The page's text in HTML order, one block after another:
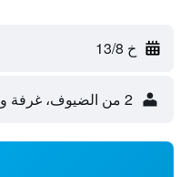
خ 13/8
2 من الضيوف، غرفة واحدة